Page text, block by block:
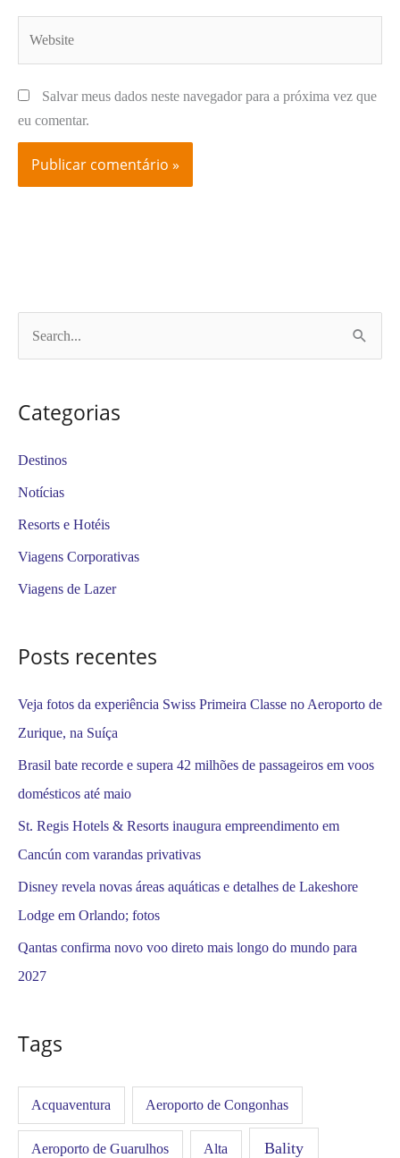
Salvar meus dados neste navegador para a próxima vez que
eu comentar.
q
u
i
p
r
Categorias
Destinos
Notícias
Resorts e Hotéis
Viagens Corporativas
Viagens de Lazer
Posts recentes
Veja fotos da experiência Swiss Primeira Classe no Aeroporto de
Zurique, na Suíça
Brasil bate recorde e supera 42 milhões de passageiros em voos
domésticos até maio
St. Regis Hotels & Resorts inaugura empreendimento em
Cancún com varandas privativas
Disney revela novas áreas aquáticas e detalhes de Lakeshore
Lodge em Orlando; fotos
Qantas confirma novo voo direto mais longo do mundo para
2027
Tags
Acquaventura Aeroporto de Congonhas
Aeroporto de Guarulhos Alta Bality